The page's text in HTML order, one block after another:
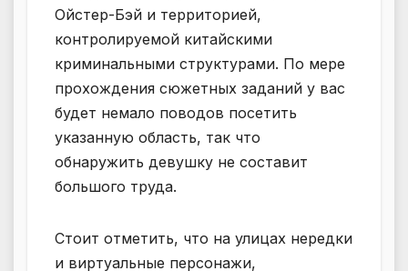
Ойстер-Бэй и территорией,
контролируемой китайскими
криминальными структурами. По мере
прохождения сюжетных заданий у вас
будет немало поводов посетить
указанную область, так что
обнаружить девушку не составит
большого труда.
Стоит отметить, что на улицах нередки
и виртуальные персонажи,